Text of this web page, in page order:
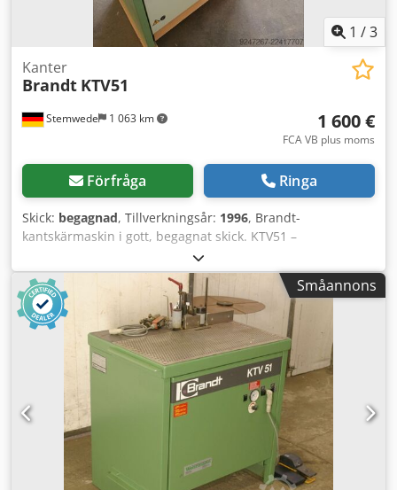
1 /3
Stemwede 1 063 km
Kanter
Brandt KTV51
1 600 €
FCA VB plus moms
Förfråga Ringa
Skick: begagnad, Tillverkningsår: 1996, Brandt-
kantskärmaskin i gott, begagnat skick. KTV51 –
Tillverkningsår 1996. Maskinen köptes begagnad och
användes endast sporadiskt. Maskinen säljs i samband
med att vi avvecklar vår snickeriverksamhet. Angivet pris
avser avhämtning – leverans kan ordnas på förfrågan.
Försäljningen sker med undantag av ansvar för sakfel.
Ansvaret för uppsåt, grov oaktsamhet samt skador till följd
av brott mot liv, kropp eller hälsa påverkas inte. Anspråk
gällande avsiktligt dolda fel påverkas inte heller.
Dcjdpfxjzpflnj Aatjk En inspektion av maskinen kan ordnas
efter överenskommelse. Fastställda inspektionstillfällen är
den 18 juli eller 1 augusti, kl. 10–14, i vår lokal i Stemwede.
Småannons